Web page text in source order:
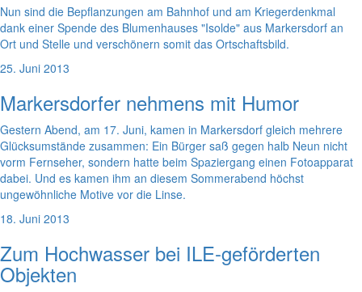
Nun sind die Bepflanzungen am Bahnhof und am Kriegerdenkmal
dank einer Spende des Blumenhauses "Isolde" aus Markersdorf an
Ort und Stelle und verschönern somit das Ortschaftsbild.
25. Juni 2013
Markersdorfer nehmens mit Humor
Gestern Abend, am 17. Juni, kamen in Markersdorf gleich mehrere
Glücksumstände zusammen: Ein Bürger saß gegen halb Neun nicht
vorm Fernseher, sondern hatte beim Spaziergang einen Fotoapparat
dabei. Und es kamen ihm an diesem Sommerabend höchst
ungewöhnliche Motive vor die Linse.
18. Juni 2013
Zum Hochwasser bei ILE-geförderten
Objekten